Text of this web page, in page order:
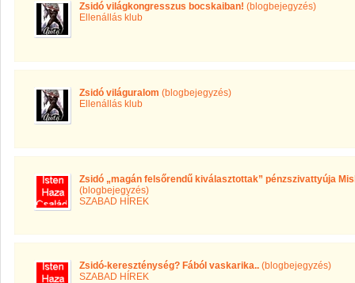
Zsidó világkongresszus bocskaiban! (blogbejegyzés)
Ellenállás klub
Zsidó világuralom (blogbejegyzés)
Ellenállás klub
Zsidó „magán felsőrendű kiválasztottak” pénzszivattyúja
(blogbejegyzés)
SZABAD HÍREK
Zsidó-kereszténység? Fából vaskarika.. (blogbejegyzés)
SZABAD HÍREK